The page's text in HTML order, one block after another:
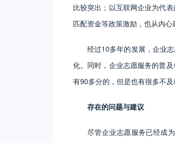
比较突出；以互联网企业为代
匹配资金等政策激励，也从内心
经过10多年的发展，企业
化。同时，企业志愿服务的普
有90多分的，但是也有很多不
存在的问题与建议
尽管企业志愿服务已经成